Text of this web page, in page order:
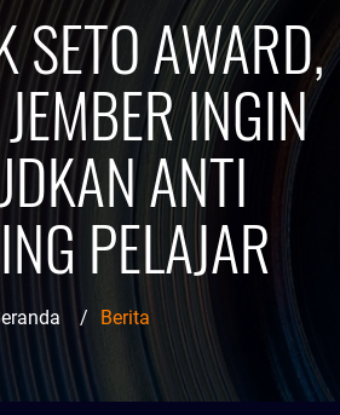
SETO AWARD,
INGIN
ANTI
PELAJAR
/ Berita